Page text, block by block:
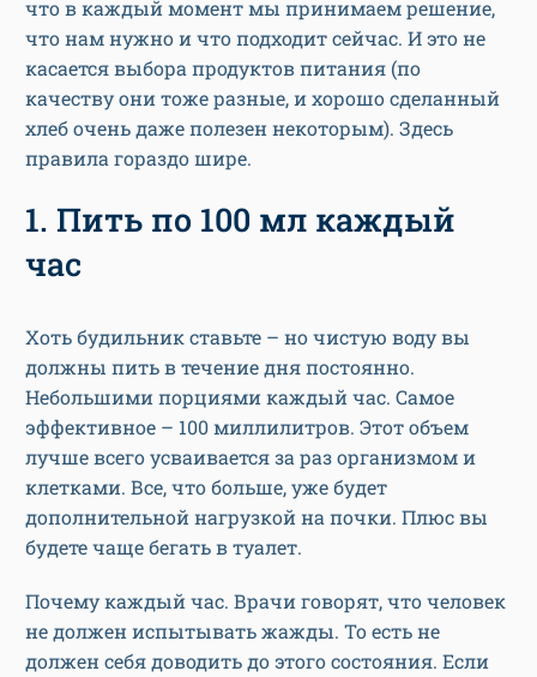
что в каждый момент мы принимаем решение,
что нам нужно и что подходит сейчас. И это не
касается выбора продуктов питания (по
качеству они тоже разные, и хорошо сделанный
хлеб очень даже полезен некоторым). Здесь
правила гораздо шире.
1. Пить по 100 мл каждый
час
Хоть будильник ставьте – но чистую воду вы
должны пить в течение дня постоянно.
Небольшими порциями каждый час. Самое
эффективное – 100 миллилитров. Этот объем
лучше всего усваивается за раз организмом и
клетками. Все, что больше, уже будет
дополнительной нагрузкой на почки. Плюс вы
будете чаще бегать в туалет.
Почему каждый час. Врачи говорят, что человек
не должен испытывать жажды. То есть не
должен себя доводить до этого состояния. Если